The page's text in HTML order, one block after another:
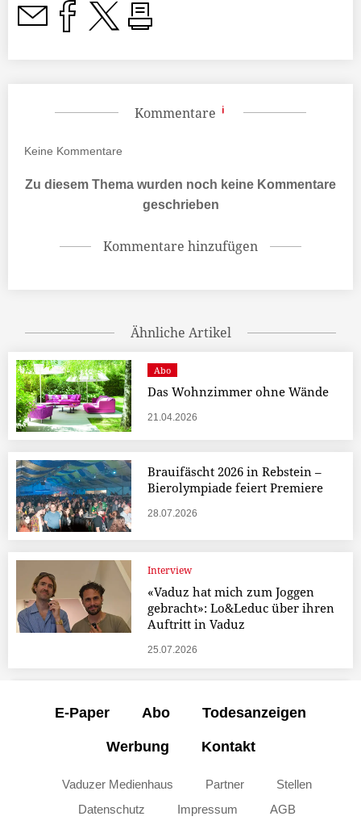
Kommentare
Keine Kommentare
Zu diesem Thema wurden noch keine Kommentare
geschrieben
Kommentare hinzufügen
Ähnliche Artikel
Abo
Das Wohnzimmer ohne Wände
21.04.2026
Brauifäscht 2026 in Rebstein –
Bierolympiade feiert Premiere
28.07.2026
Interview
«Vaduz hat mich zum Joggen
gebracht»: Lo&Leduc über ihren
Auftritt in Vaduz
25.07.2026
E-Paper Abo Todesanzeigen
Werbung Kontakt
Vaduzer Medienhaus Partner
Stellen
Datenschutz
Impressum AGB